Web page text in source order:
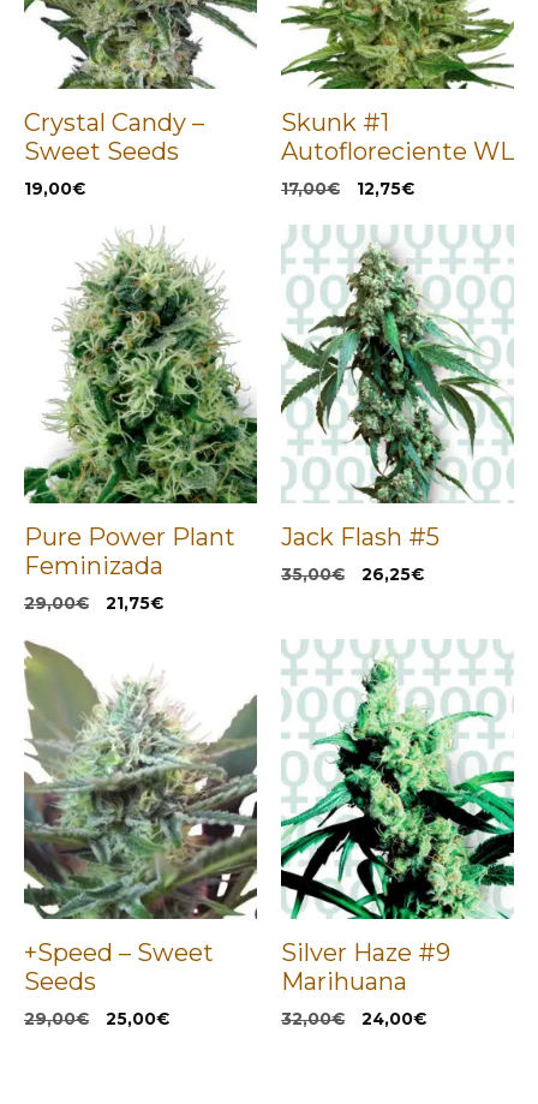
Crystal Candy –
Sweet Seeds
19,00€
Skunk #1
Autofloreciente WL
17,00€
El
era:
17,00€.
12,75€El
es:
12,75€.
Pure Power Plant
Feminizada
29,00€
El
29,00€.
21,75€El
es:
Jack Flash #5
35,00€
El
era:
35,00€.
26,25€El
es:
26,25€.
+Speed – Sweet
Seeds
29,00€
El
25,00€El
Silver Haze #9
Marihuana
32,00€
El
24,00€El